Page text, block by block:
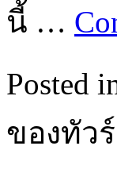
นี้ …
Posted
ของทัว